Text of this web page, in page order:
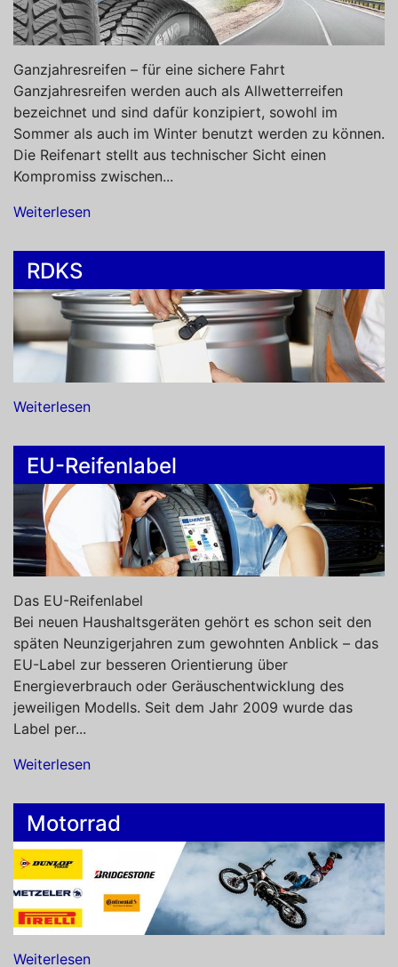
Ganzjahresreifen – für eine sichere Fahrt
Ganzjahresreifen werden auch als Allwetterreifen
bezeichnet und sind dafür konzipiert, sowohl im
Sommer als auch im Winter benutzt werden zu können.
Die Reifenart stellt aus technischer Sicht einen
Kompromiss zwischen...
Weiterlesen
RDKS
Weiterlesen
EU-Reifenlabel
Das EU-Reifenlabel
Bei neuen Haushaltsgeräten gehört es schon seit den
späten Neunzigerjahren zum gewohnten Anblick – das
EU-Label zur besseren Orientierung über
Energieverbrauch oder Geräuschentwicklung des
jeweiligen Modells. Seit dem Jahr 2009 wurde das
Label per...
Weiterlesen
Motorrad
Weiterlesen